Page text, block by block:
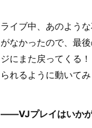
ライブ中、あのよう
がなかったので、最
ジにまた戻ってくる
られるように動いてみ
――VJプレイはいかが